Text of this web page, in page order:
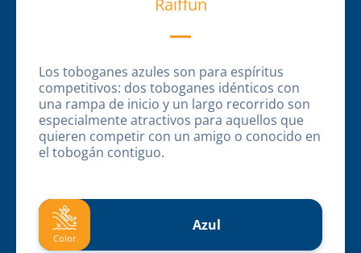
Los toboganes azules son para espíritus
competitivos: dos toboganes idénticos con
una rampa de inicio y un largo recorrido son
especialmente atractivos para aquellos que
quieren competir con un amigo o conocido en
el tobogán contiguo.
Color
Azul